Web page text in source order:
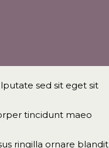
sed sit eget sit
tincidunt maeo
ringilla ornare blandit